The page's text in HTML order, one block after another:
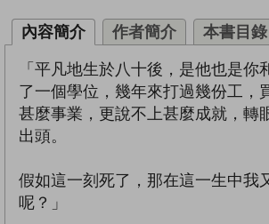
內容簡介 作者簡介 本書目錄
「平凡地生於八十後，是他也是你
了一個學位，幾年來打過幾份工，
甚麼事業，更說不上甚麼成就，轉
出頭。
假如這一刻死了，那在這一生中我
呢？」